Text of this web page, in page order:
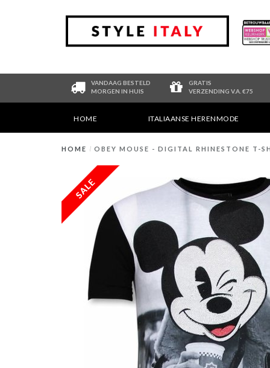
VANDAAG BESTELD
MORGEN IN HUIS
GRATIS
VERZENDING V.A. €75
HOME ITALIAANSE HERENMODE
HOME / OBEY MOUSE - DIGITAL RHINESTONE T-